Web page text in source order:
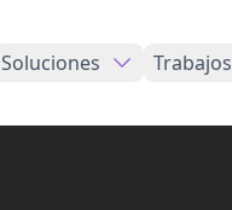
Soluciones Trabajos